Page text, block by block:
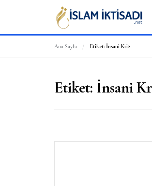
Ana Sayfa / Etiket: İnsani Kriz
Etiket: İnsani